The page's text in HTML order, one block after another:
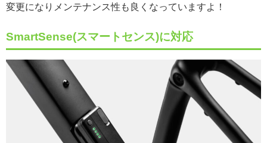
変更になりメンテナンス性も良くなっていますよ！
SmartSense(スマートセンス)に対応